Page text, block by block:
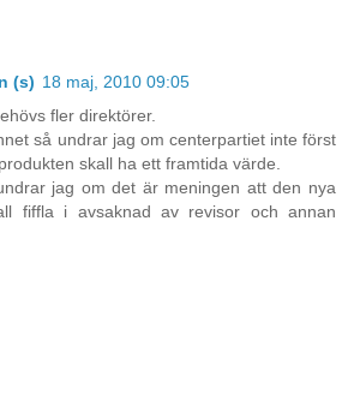
(s) 18 maj, 2010 09:05
fler direktörer.
så undrar jag om centerpartiet inte först
skall ha ett framtida värde.
jag om det är meningen att den nya
fiffla i avsaknad av revisor och annan